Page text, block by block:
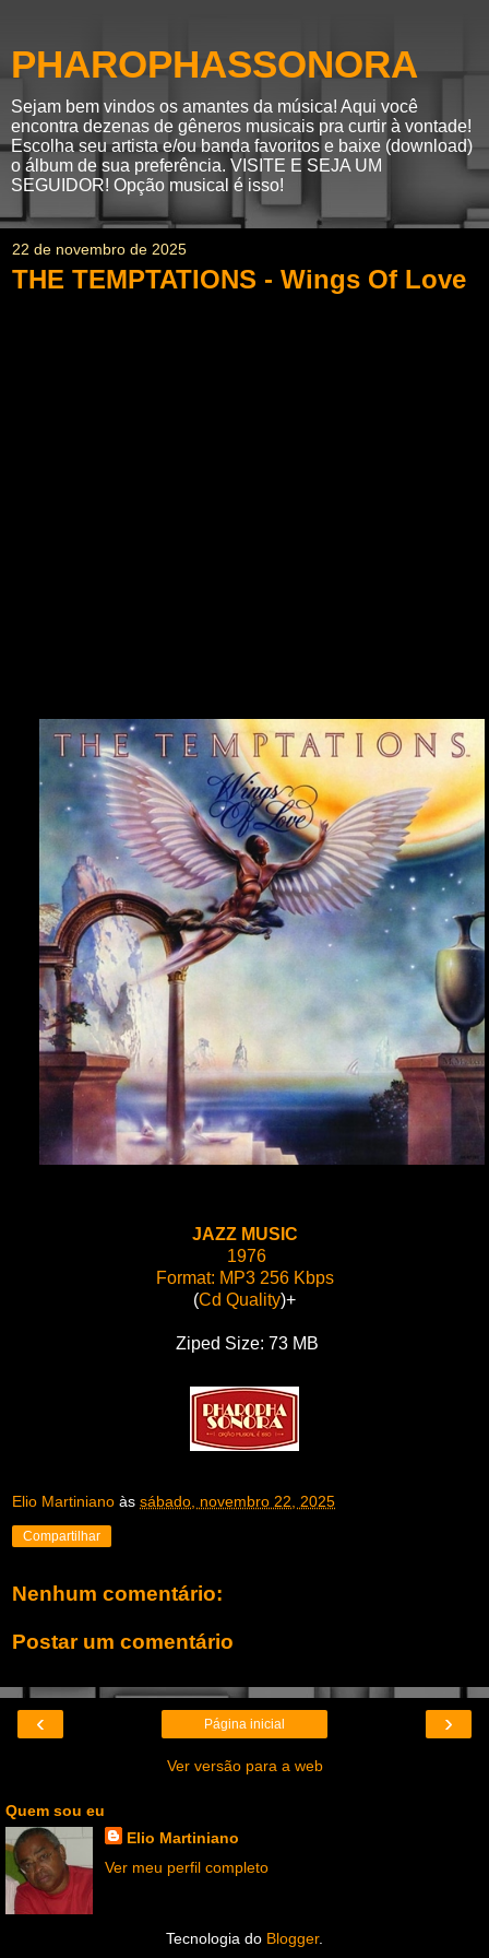
PHAROPHASSONORA
Sejam bem vindos os amantes da música! Aqui você
encontra dezenas de gêneros musicais pra curtir à vontade!
Escolha seu artista e/ou banda favoritos e baixe (download)
o álbum de sua preferência. VISITE E SEJA UM
SEGUIDOR! Opção musical é isso!
22 de novembro de 2025
THE TEMPTATIONS - Wings Of Love
JAZZ MUSIC
1976
Format: MP3 256 Kbps
(Cd Quality)+
Ziped Size: 73 MB
Elio Martiniano às sábado, novembro 22, 2025
Compartilhar
Nenhum comentário:
Postar um comentário
‹ ›
Página inicial
Ver versão para a web
Quem sou eu
Elio Martiniano
Ver meu perfil completo
Tecnologia do Blogger.